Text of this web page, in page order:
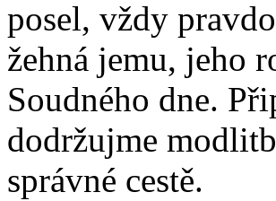
posel, vždy
žehná jemu, jeho
Soudného dne.
dodržujme
správné cestě.